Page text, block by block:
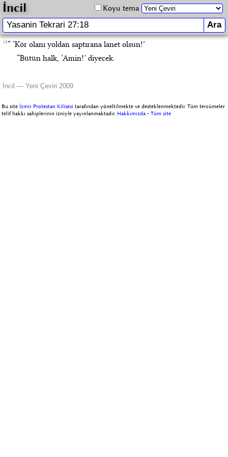
İncil Koyu tema
18“ ‘Kör olanı yoldan saptırana lanet olsun!’
“Bütün halk, ‘Amin!’ diyecek.
İncil — Yeni Çeviri 2009
Bu site İzmir Protestan Kilisesi tarafından yöneltilmekte ve desteklenmektedir. Tüm tercümeler
telif hakkı sahiplerinin izniyle yayınlanmaktadır. Hakkımızda -Tüm site